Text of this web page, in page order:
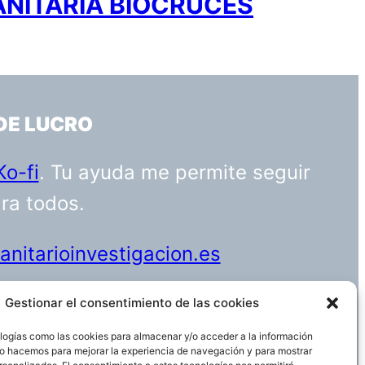
Gestionar el consentimiento de las cookies
como las cookies para almacenar y/o acceder a la información
hacemos para mejorar la experiencia de navegación y para mostrar
LUCRO
fi. Tu ayuda me permite seguir
todos.
Funciona gracias aWordPress